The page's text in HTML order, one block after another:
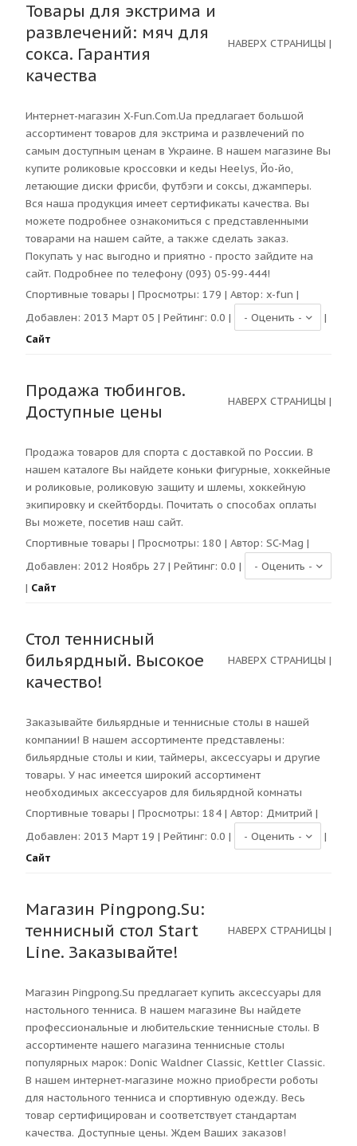
Товары для экстрима и
развлечений: мяч для
сокса. Гарантия
качества
НАВЕРХ СТРАНИЦЫ |
Интернет-магазин X-Fun.Com.Ua предлагает большой
ассортимент товаров для экстрима и развлечений по
самым доступным ценам в Украине. В нашем магазине Вы
купите роликовые кроссовки и кеды Heelys, Йо-йо,
летающие диски фрисби, футбэги и соксы, джамперы.
Вся наша продукция имеет сертификаты качества. Вы
можете подробнее ознакомиться с представленными
товарами на нашем сайте, а также сделать заказ.
Покупать у нас выгодно и приятно - просто зайдите на
сайт. Подробнее по телефону (093) 05-99-444!
Спортивные товары | Просмотры: 179 | Автор: x-fun |
Добавлен: 2013 Март 05 | Рейтинг: 0.0 |
|
Сайт
Продажа тюбингов.
Доступные цены
НАВЕРХ СТРАНИЦЫ |
Продажа товаров для спорта с доставкой по России. В
нашем каталоге Вы найдете коньки фигурные, хоккейные
и роликовые, роликовую защиту и шлемы, хоккейную
экипировку и скейтборды. Почитать о способах оплаты
Вы можете, посетив наш сайт.
Спортивные товары | Просмотры: 180 | Автор: SC-Mag |
Добавлен: 2012 Ноябрь 27 | Рейтинг: 0.0 |
| Сайт
Стол теннисный
бильярдный. Высокое
качество!
НАВЕРХ СТРАНИЦЫ |
Заказывайте бильярдные и теннисные столы в нашей
компании! В нашем ассортименте представлены:
бильярдные столы и кии, таймеры, аксессуары и другие
товары. У нас имеется широкий ассортимент
необходимых аксессуаров для бильярдной комнаты
Спортивные товары | Просмотры: 184 | Автор: Дмитрий |
Добавлен: 2013 Март 19 | Рейтинг: 0.0 |
|
Сайт
Магазин Pingpong.Su:
теннисный стол Start
Line. Заказывайте!
НАВЕРХ СТРАНИЦЫ |
Магазин Pingpong.Su предлагает купить аксессуары для
настольного тенниса. В нашем магазине Вы найдете
профессиональные и любительские теннисные столы. В
ассортименте нашего магазина теннисные столы
популярных марок: Donic Waldner Classic, Kettler Classic.
В нашем интернет-магазине можно приобрести роботы
для настольного тенниса и спортивную одежду. Весь
товар сертифицирован и соответствует стандартам
качества. Доступные цены. Ждем Ваших заказов!